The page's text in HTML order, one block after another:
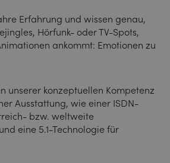
Erfahrung und wissen genau,
Hörfunk- oder TV-Spots,
ankommt: Emotionen zu
unserer konzeptuellen Kompetenz
Ausstattung, wie einer ISDN-
bzw. weltweite
eine 5.1-Technologie für